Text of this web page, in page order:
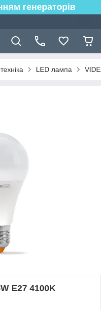
генераторів
LED лампа
E27 4100K